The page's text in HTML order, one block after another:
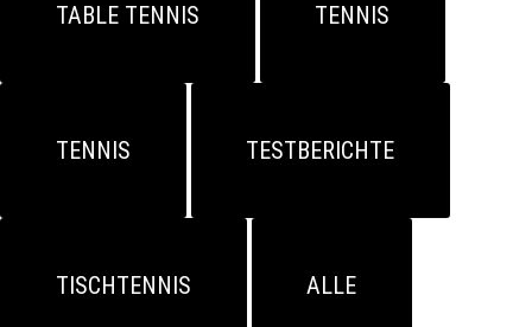
TABLE TENNIS TENNIS
TENNIS TESTBERICHTE
TISCHTENNIS ALLE